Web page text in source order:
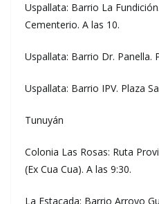
Uspallata: Barrio La
Cementerio. A las 10.
Uspallata: Barrio Dr. Panella.
Uspallata: Barrio IPV. Plaza
Tunuyán
Colonia Las Rosas: Ruta
(Ex Cua Cua). A las 9:30.
La Estacada: Barrio Arroyo